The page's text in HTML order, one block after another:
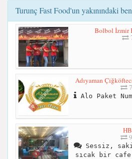
Turunç Fast Food'un yakınındaki
Bolbol İzmir
Adıyaman
Alo Paket
Sessiz,
sıcak bir cafe